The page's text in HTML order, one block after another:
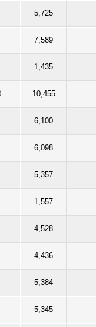
5,725
7,589
1,435
10,455
6,100
6,098
5,357
1,557
4,528
4,436
5,384
5,345